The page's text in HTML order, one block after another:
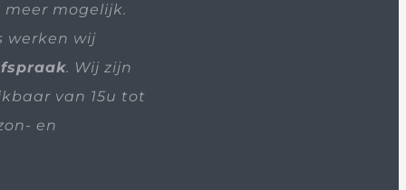
mogelijk.
werken wij
. Wij zijn
van 15u tot
en